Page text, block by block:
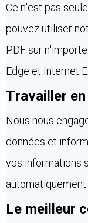
Ce n'est pas
pouvez utiliser
PDF sur
Edge et Internet
Travailler
Nous nous
données et
vos informations
Le meilleur